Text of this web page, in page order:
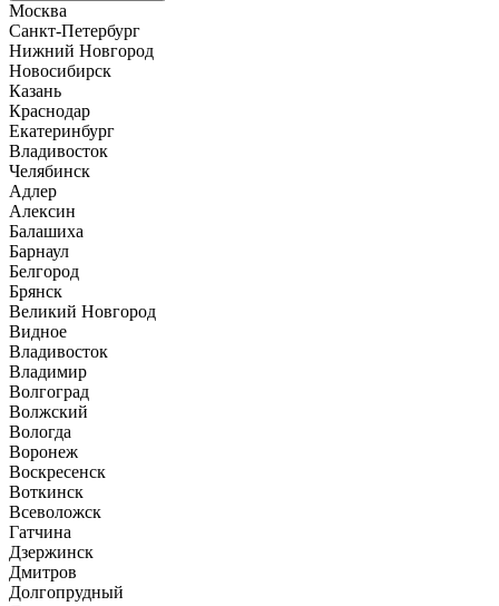
Москва
Санкт-Петербург
Нижний Новгород
Новосибирск
Казань
Краснодар
Екатеринбург
Владивосток
Челябинск
Адлер
Алексин
Балашиха
Барнаул
Белгород
Брянск
Великий Новгород
Видное
Владивосток
Владимир
Волгоград
Волжский
Вологда
Воронеж
Воскресенск
Воткинск
Всеволожск
Гатчина
Дзержинск
Дмитров
Долгопрудный